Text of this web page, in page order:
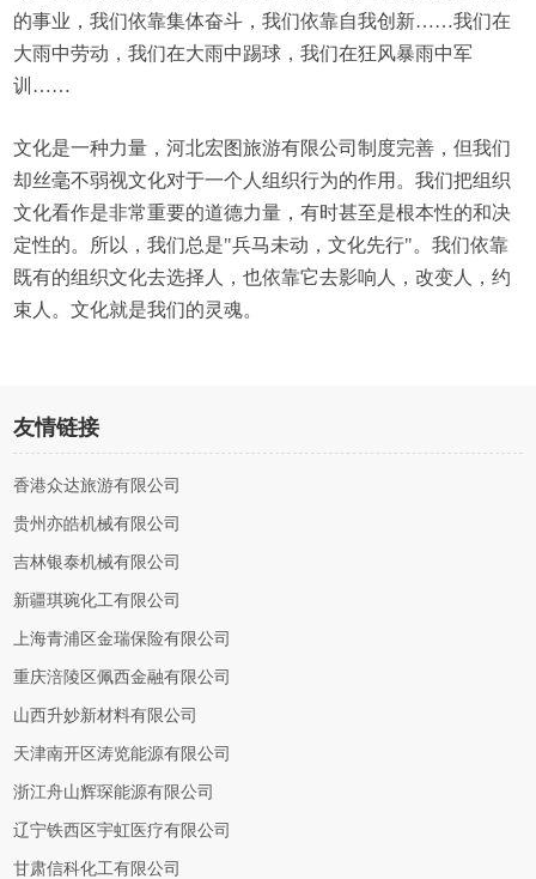
的事业，我们依靠集体奋斗，我们依靠自我创新……我们在
大雨中劳动，我们在大雨中踢球，我们在狂风暴雨中军
训……
文化是一种力量，河北宏图旅游有限公司制度完善，但我们
却丝毫不弱视文化对于一个人组织行为的作用。我们把组织
文化看作是非常重要的道德力量，有时甚至是根本性的和决
定性的。所以，我们总是"兵马未动，文化先行"。我们依靠
既有的组织文化去选择人，也依靠它去影响人，改变人，约
束人。文化就是我们的灵魂。
友情链接
香港众达旅游有限公司
贵州亦皓机械有限公司
吉林银泰机械有限公司
新疆琪琬化工有限公司
上海青浦区金瑞保险有限公司
重庆涪陵区佩西金融有限公司
山西升妙新材料有限公司
天津南开区涛览能源有限公司
浙江舟山辉琛能源有限公司
辽宁铁西区宇虹医疗有限公司
甘肃信科化工有限公司